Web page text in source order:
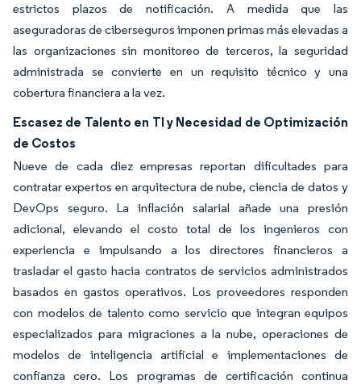
estrictos plazos de notificación. A medida que las
aseguradoras de ciberseguros imponen primas más elevadas a
las organizaciones sin monitoreo de terceros, la seguridad
administrada se convierte en un requisito técnico y una
cobertura financiera a la vez.
Escasez de Talento en TI y Necesidad de Optimización
de Costos
Nueve de cada diez empresas reportan dificultades para
contratar expertos en arquitectura de nube, ciencia de datos y
DevOps seguro. La inflación salarial añade una presión
adicional, elevando el costo total de los ingenieros con
experiencia e impulsando a los directores financieros a
trasladar el gasto hacia contratos de servicios administrados
basados en gastos operativos. Los proveedores responden
con modelos de talento como servicio que integran equipos
especializados para migraciones a la nube, operaciones de
modelos de inteligencia artificial e implementaciones de
confianza cero. Los programas de certificación continua